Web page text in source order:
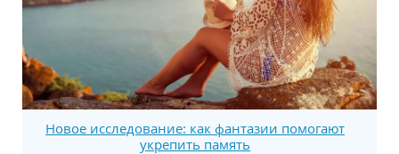
Новое исследование: как фантазии помогают
укрепить память